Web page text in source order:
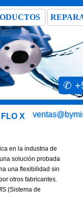
✆
X
en la industria de
solución probada
una flexibilidad sin
otros fabricantes.
(Sistema de